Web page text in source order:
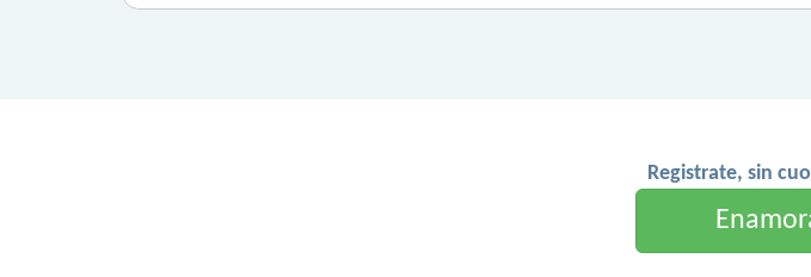
Registrate, sin